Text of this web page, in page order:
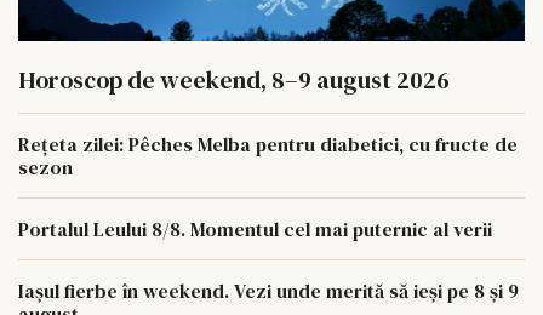
Horoscop de weekend, 8–9 august 2026
Rețeta zilei: Pêches Melba pentru diabetici, cu fructe de
sezon
Portalul Leului 8/8. Momentul cel mai puternic al verii
Iașul fierbe în weekend. Vezi unde merită să ieși pe 8 și 9